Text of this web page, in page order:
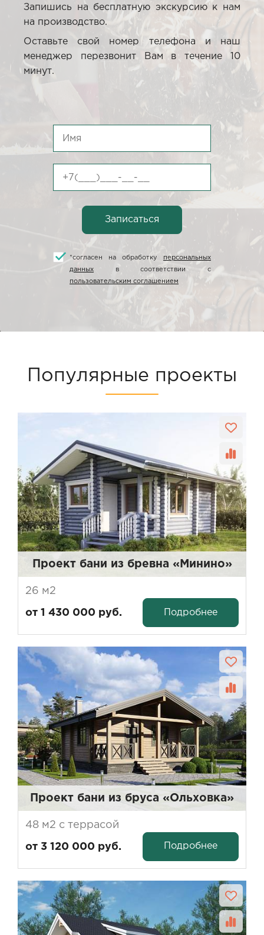
Запишись на бесплатную экскурсию к нам
на производство.
Оставьте свой номер телефона и наш
менеджер перезвонит Вам в течение 10
минут.
*согласен на обработку персональных
данных в соответствии с
пользовательским соглашением
Популярные проекты
Проект бани из бревна «Минино»
26 м2
от 1 430 000 руб. Подробнее
Проект бани из бруса «Ольховка»
48 м2 с террасой
от 3 120 000 руб. Подробнее